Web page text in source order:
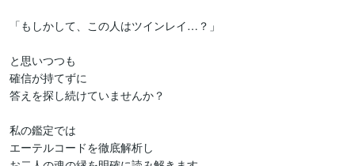
「もしかして、この人はツインレイ…？」
と思いつつも
確信が持てずに
答えを探し続けていませんか？
私の鑑定では
エーテルコードを徹底解析し